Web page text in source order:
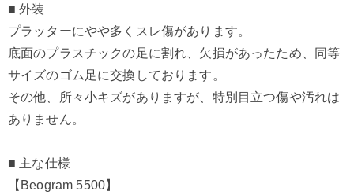
■ 外装
プラッターにやや多くスレ傷があります。
底面のプラスチックの足に割れ、欠損があったため、同等
サイズのゴム足に交換しております。
その他、所々小キズがありますが、特別目立つ傷や汚れは
ありません。
■ 主な仕様
【Beogram 5500】